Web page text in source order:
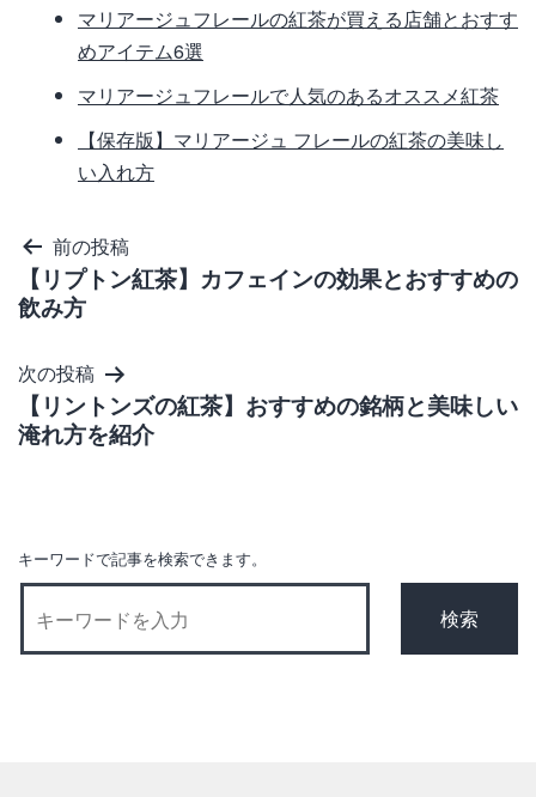
マリアージュフレールの紅茶が買える店舗とおすす
めアイテム6選
マリアージュフレールで人気のあるオススメ紅茶
【保存版】マリアージュ フレールの紅茶の美味し
い入れ方
投
稿
ナ
ビ
ゲ
ー
ン
前の投稿
【リプトン紅茶】カフェインの効果とおすすめの
飲み方
次の投稿
【リントンズの紅茶】おすすめの銘柄と美味しい
淹れ方を紹介
キーワードで記事を検索できます。